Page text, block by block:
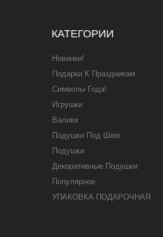
КАТЕГОРИИ
Новинки!
Подарки К Праздникам
Символы Года!
Игрушки
Валики
Подушки Под Шею
Подушки
Декоративные Подушки
Популярное
УПАКОВКА ПОДАРОЧНАЯ